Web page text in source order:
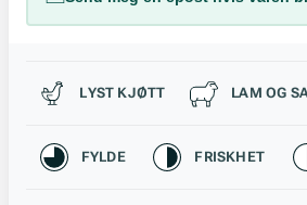
Passer til
LYST KJØTT LAM OG
Karakteristikk
FYLDE FRISKHET